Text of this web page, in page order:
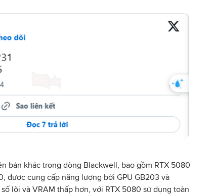
bản khác trong dòng Blackwell, bao gồm RTX 5080
được cung cấp năng lượng bởi GPU GB203 và
lõi và VRAM thấp hơn, với RTX 5080 sử dụng toàn